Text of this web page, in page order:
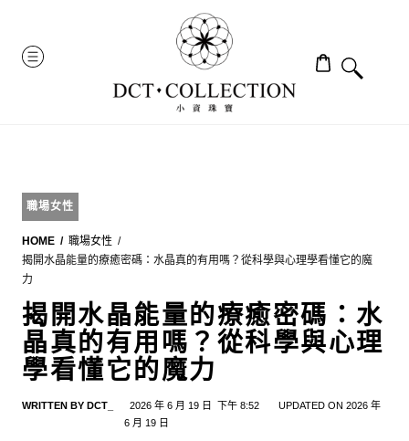
content
MENU
職場女性
HOME
職場女性
揭開水晶能量的療癒密碼：水晶真的有用嗎？從科學與心理學看懂它的魔
力
揭開水晶能量的療癒密碼：水
晶真的有用嗎？從科學與心理
學看懂它的魔力
WRITTEN BY DCT_ 2026 年 6 月 19 日 下午 8:52
UPDATED ON 2026 年
6 月 19 日